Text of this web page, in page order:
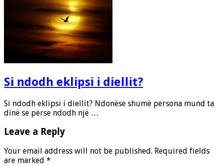
Si ndodh eklipsi i diellit?
Si ndodh eklipsi i diellit? Ndonëse shumë persona mund ta
dinë se përse ndodh një …
Leave a Reply
Your email address will not be published. Required fields
are marked *